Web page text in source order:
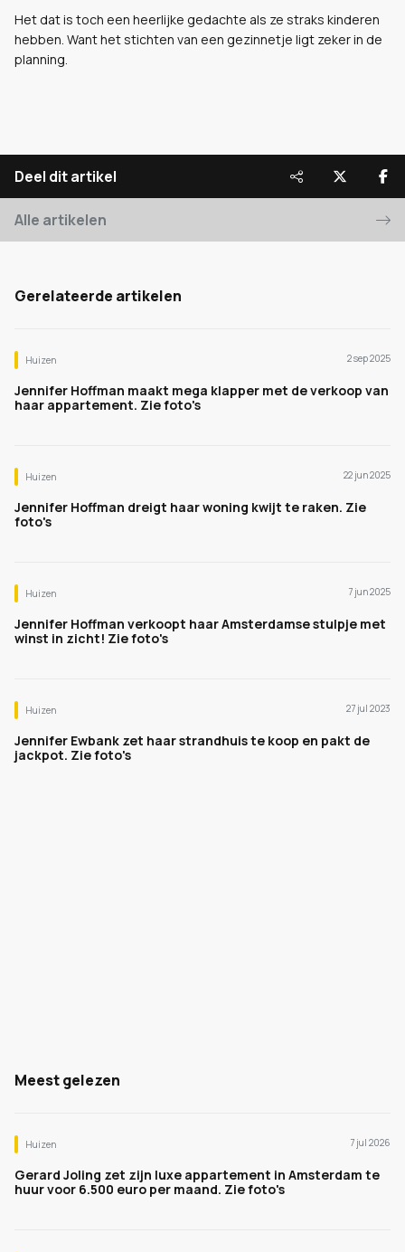
Het dat is toch een heerlijke gedachte als ze straks kinderen
hebben. Want het stichten van een gezinnetje ligt zeker in de
planning.
Deel dit artikel
Alle artikelen
Gerelateerde artikelen
Huizen 2 sep 2025
Jennifer Hoffman maakt mega klapper met de verkoop van
haar appartement. Zie foto's
Huizen 22 jun 2025
Jennifer Hoffman dreigt haar woning kwijt te raken. Zie
foto's
Huizen 7 jun 2025
Jennifer Hoffman verkoopt haar Amsterdamse stulpje met
winst in zicht! Zie foto's
Huizen 27 jul 2023
Jennifer Ewbank zet haar strandhuis te koop en pakt de
jackpot. Zie foto's
Meest gelezen
Huizen 7 jul 2026
Gerard Joling zet zijn luxe appartement in Amsterdam te
huur voor 6.500 euro per maand. Zie foto's